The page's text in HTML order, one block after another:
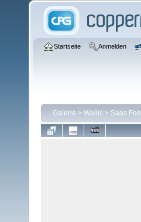
Startseite Anmelden
Galerie > Wallis > Saas Fee